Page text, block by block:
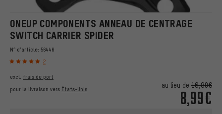
ONEUP COMPONENTS ANNEAU DE CENTRAGE
SWITCH CARRIER SPIDER
N° d'article: 56446
2
au lieu de 16,80€
8,99€
excl. frais de port
pour la livraison vers États-Unis